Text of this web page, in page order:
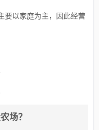
要以家庭为主，因此经营
场？